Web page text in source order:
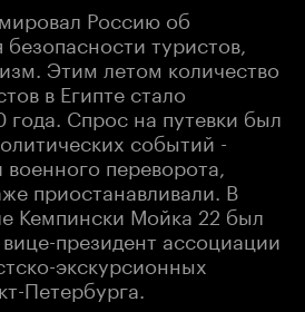
Россию об
туристов,
Этим летом количество
в Египте стало
Спрос на путевки был
событий -
переворота,
приостанавливали. В
Кемпински Мойка 22 был
президент ассоциации
экскурсионных
Петербурга.